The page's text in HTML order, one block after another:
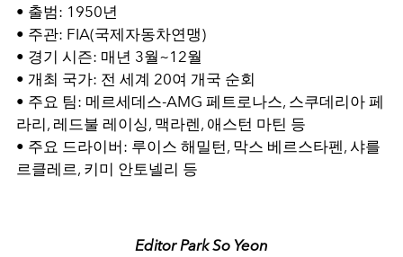
• 출범: 1950년
• 주관: FIA(국제자동차연맹)
• 경기 시즌: 매년 3월~12월
• 개최 국가: 전 세계 20여 개국 순회
• 주요 팀: 메르세데스-AMG 페트로나스, 스쿠데리아 페
라리, 레드불 레이싱, 맥라렌, 애스턴 마틴 등
• 주요 드라이버: 루이스 해밀턴, 막스 베르스타펜, 샤를
르클레르, 키미 안토넬리 등
Editor Park So Yeon